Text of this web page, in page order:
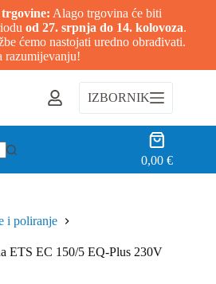
Alago trgovina će biti
od 27. srpnja do 14. kolovoza.
ćemo nastojati uredno obrađivati.
razumijevanju!
IZBORNIK
Košarica
0,00€
i poliranje
ETS EC 150/5 EQ-Plus 230V